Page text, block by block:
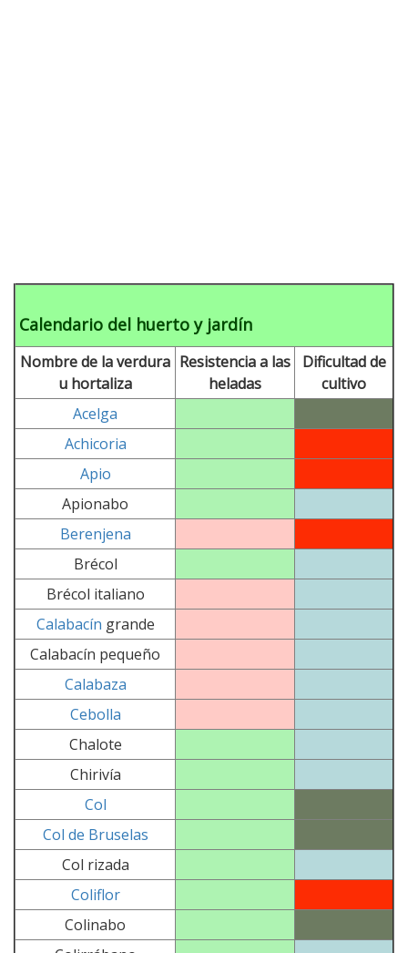
Calendario del huerto y jardín
Nombre de la verdura
u hortaliza
Resistencia a las
heladas
Dificultad de
cultivo
Acelga
Achicoria
Apio
Apionabo
Berenjena
Brécol
Brécol italiano
Calabacín grande
Calabacín pequeño
Calabaza
Cebolla
Chalote
Chirivía
Col
Col de Bruselas
Col rizada
Coliflor
Colinabo